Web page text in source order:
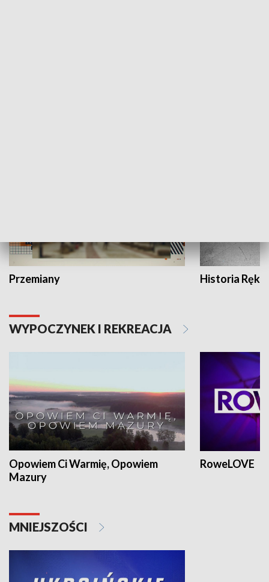
Przemiany Historia Ręką
WYPOCZYNEK I REKREACJA
Opowiem Ci Warmię, Opowiem
Mazury
RoweLOVE
MNIEJSZOŚCI